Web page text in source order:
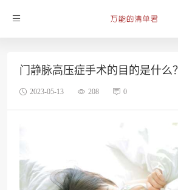
门静脉高压症手术的目的是什么？
2023-05-13 208 0